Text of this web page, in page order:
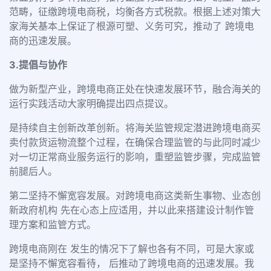
范畴，征缴跨境电商税，均衡各方式税款。根据上述对策大
家海关基本上保证了根源可塑、义务可究，推动了 跨境电
商的迅速发展。
3.提倡与协作
做为新型产业，跨境电商正处在快速发展环节，融合海关的
运行实践活动大家明确提出四点提议。
是持续自主创新改革创新。将海关监管规定潜进跨境电商买
卖付款货运物流整个过程，在确保合理监管的与此同时减少
对一切正常商业服务运行的影响，重塑监管步骤，完成监管
前腿后人。
第二坚持不懈宽容发展。对跨境电商这类新生事物、业态创
新政府机构 先在心态上应适用，并以此来搭建设计制作管
理方案和监管方式。
跨境电商刚在 发生的情况下了解也各有不同，可是大家或
是坚持不懈宽容看待， 后推动了跨境电商的迅速发展。我